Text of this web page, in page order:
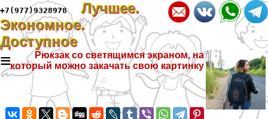
+7(977)9328978
Лучшее.
Экономное.
Доступное
≡
Рюкзак со светящимся экраном, на
который можно закачать свою картинку